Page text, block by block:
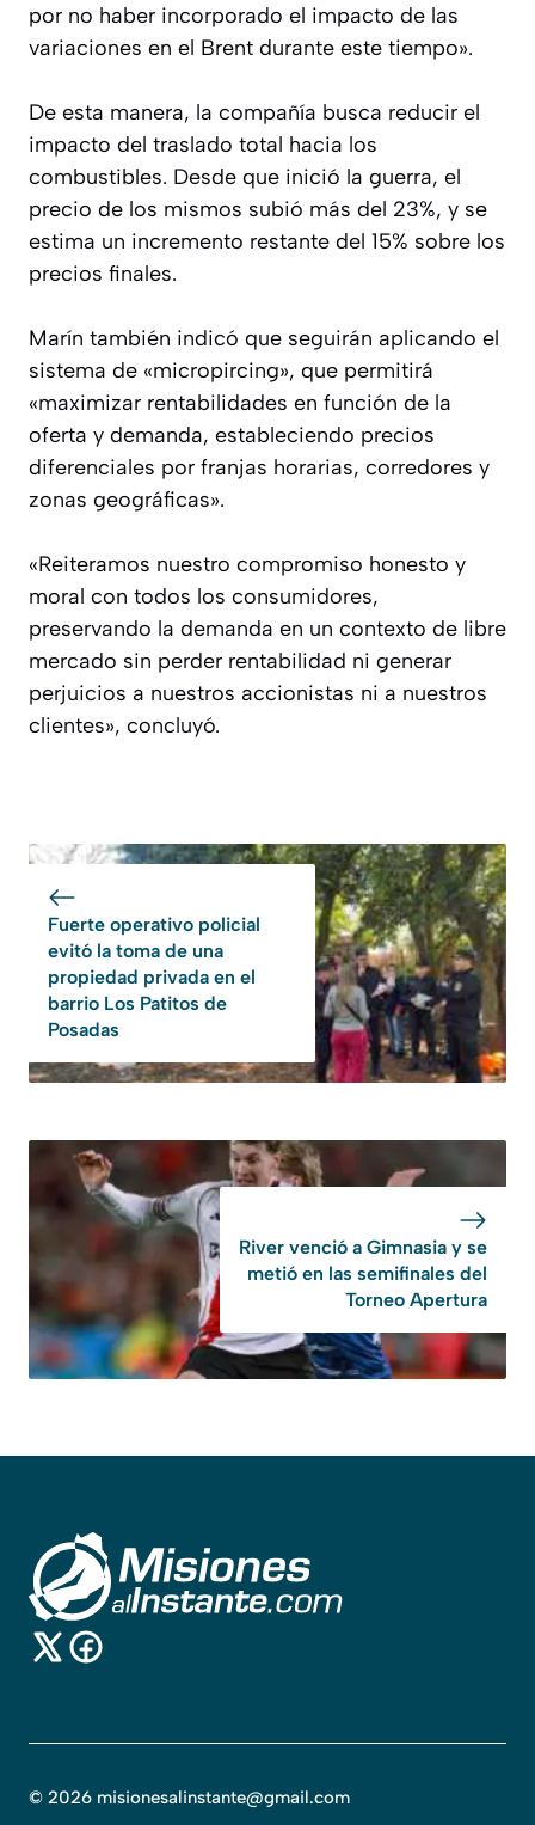
por no haber incorporado el impacto de las
variaciones en el Brent durante este tiempo».
De esta manera, la compañía busca reducir el
impacto del traslado total hacia los
combustibles. Desde que inició la guerra, el
precio de los mismos subió más del 23%, y se
estima un incremento restante del 15% sobre los
precios finales.
Marín también indicó que seguirán aplicando el
sistema de «micropircing», que permitirá
«maximizar rentabilidades en función de la
oferta y demanda, estableciendo precios
diferenciales por franjas horarias, corredores y
zonas geográficas».
«Reiteramos nuestro compromiso honesto y
moral con todos los consumidores,
preservando la demanda en un contexto de libre
mercado sin perder rentabilidad ni generar
perjuicios a nuestros accionistas ni a nuestros
clientes», concluyó.
Fuerte operativo policial
evitó la toma de una
propiedad privada en el
barrio Los Patitos de
Posadas
River venció a Gimnasia y se
metió en las semifinales del
Torneo Apertura
© 2026 misionesalinstante@gmail.com